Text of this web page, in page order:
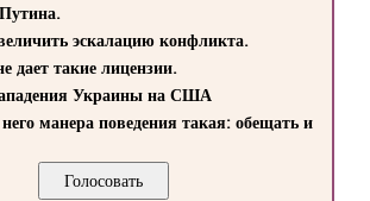
эскалацию конфликта.
дает такие лицензии.
Украины на США
манера поведения такая: обещать и